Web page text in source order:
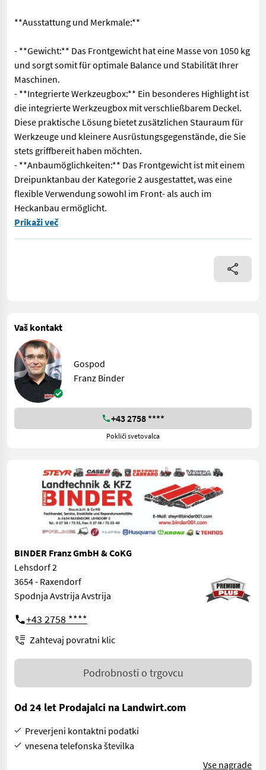
**Ausstattung und Merkmale:**
- **Gewicht:** Das Frontgewicht hat eine Masse von 1050 kg
und sorgt somit für optimale Balance und Stabilität Ihrer
Maschinen.
- **Integrierte Werkzeugbox:** Ein besonderes Highlight ist
die integrierte Werkzeugbox mit verschließbarem Deckel.
Diese praktische Lösung bietet zusätzlichen Stauraum für
Werkzeuge und kleinere Ausrüstungsgegenstände, die Sie
stets griffbereit haben möchten.
- **Anbaumöglichkeiten:** Das Frontgewicht ist mit einem
Dreipunktanbau der Kategorie 2 ausgestattet, was eine
flexible Verwendung sowohl im Front- als auch im
Heckanbau ermöglicht.
Produktbeschreibung: Frontgewicht &#34;EcoLine&#34;
Prikaži več
Vaš kontakt
Gospod
Franz Binder
+43 2758 ****
Pokliči svetovalca
BINDER Franz GmbH & CoKG
Lehsdorf 2
3654 - Raxendorf
Spodnja Avstrija Avstrija
+43 2758 ****
Zahtevaj povratni klic
Podrobnosti o trgovcu
Od 24 let Prodajalci na Landwirt.com
Preverjeni kontaktni podatki
vnesena telefonska številka
Vse nagrade